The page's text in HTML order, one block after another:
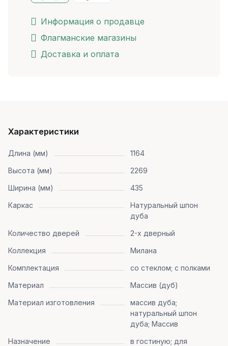
Информация о продавце
Флагманские магазины
Доставка и оплата
Характеристики
Длина (мм)
1164
Высота (мм)
2269
Ширина (мм)
435
Каркас
Натуральный шпон
дуба
Количество дверей
2-х дверный
Коллекция
Милана
Комплектация
со стеклом; с полками
Материал
Массив (дуб)
Материал изготовления
массив дуба;
натуральный шпон
дуба; Массив
Назначение
в гостиную; для